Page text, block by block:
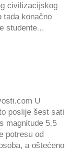
civilizacijskog
tada konačno
studente...
U
poslije šest sati
magnitude 5,5
potresu od
a oštećeno